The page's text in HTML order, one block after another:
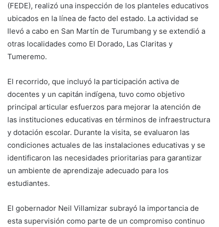
(FEDE), realizó una inspección de los planteles educativos
ubicados en la línea de facto del estado. La actividad se
llevó a cabo en San Martín de Turumbang y se extendió a
otras localidades como El Dorado, Las Claritas y
Tumeremo.
El recorrido, que incluyó la participación activa de
docentes y un capitán indígena, tuvo como objetivo
principal articular esfuerzos para mejorar la atención de
las instituciones educativas en términos de infraestructura
y dotación escolar. Durante la visita, se evaluaron las
condiciones actuales de las instalaciones educativas y se
identificaron las necesidades prioritarias para garantizar
un ambiente de aprendizaje adecuado para los
estudiantes.
El gobernador Neil Villamizar subrayó la importancia de
esta supervisión como parte de un compromiso continuo